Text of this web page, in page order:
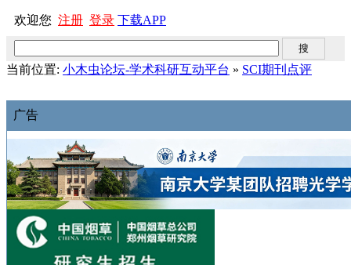
欢迎您 注册 登录 下载APP
当前位置: 小木虫论坛-学术科研互动平台 » SCI期刊点评
广告